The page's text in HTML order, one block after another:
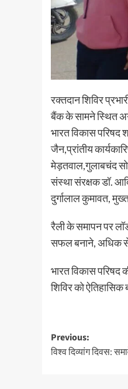
रक्तदान शिविर
बैंक के सामने स्थित
भारत विकास परिषद
जैन,प्रांतीय
मेड़तवाल,गुलाबचंद
संस्था संरक्षक डॉ.
दुर्गालाल कुमावत,
रैली के समापन पर
सफल बनाने, अधिक से
भारत विकास परिषद
शिविर को ऐतिहासिक
Previous:
विश्व दिव्यांग दिवस: